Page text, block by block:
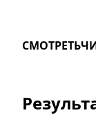
СМОТРЕТЬ